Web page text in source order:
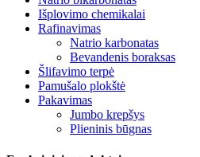
Išplovimo chemikalai
Rafinavimas
Natrio karbonatas
Bevandenis boraksas
Šlifavimo terpė
Pamušalo plokštė
Pakavimas
Jumbo krepšys
Plieninis būgnas